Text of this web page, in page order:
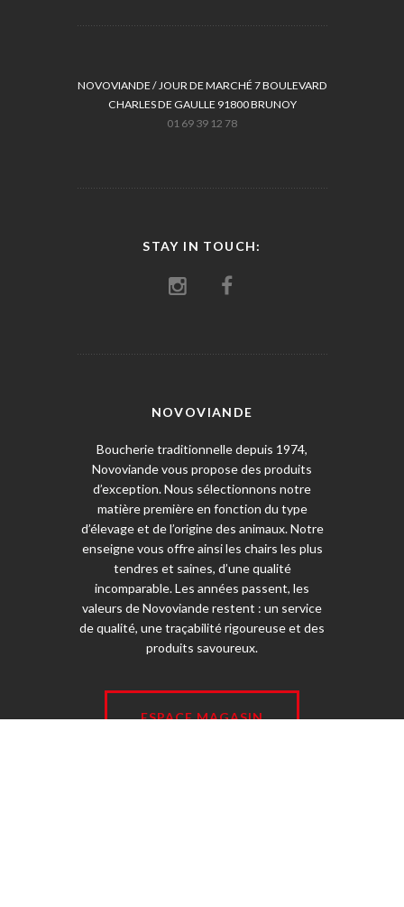
NOVOVIANDE / JOUR DE MARCHÉ 7 BOULEVARD
CHARLES DE GAULLE 91800 BRUNOY
01 69 39 12 78
STAY IN TOUCH:
NOVOVIANDE
Boucherie traditionnelle depuis 1974,
Novoviande vous propose des produits
d’exception. Nous sélectionnons notre
matière première en fonction du type
d’élevage et de l’origine des animaux. Notre
enseigne vous offre ainsi les chairs les plus
tendres et saines, d’une qualité
incomparable. Les années passent, les
valeurs de Novoviande restent : un service
de qualité, une traçabilité rigoureuse et des
produits savoureux.
ESPACE MAGASIN